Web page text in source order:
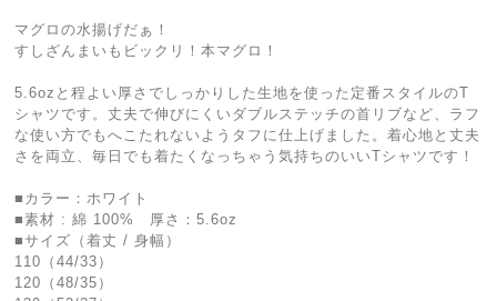
マグロの水揚げだぁ！
すしざんまいもビックリ！本マグロ！
5.6ozと程よい厚さでしっかりした生地を使った定番スタイルのT
シャツです。丈夫で伸びにくいダブルステッチの首リブなど、ラフ
な使い方でもへこたれないようタフに仕上げました。着心地と丈夫
さを両立、毎日でも着たくなっちゃう気持ちのいいTシャツです！
■カラー：ホワイト
■素材 : 綿 100% 厚さ：5.6oz
■サイズ（着丈 / 身幅）
110（44/33）
120（48/35）